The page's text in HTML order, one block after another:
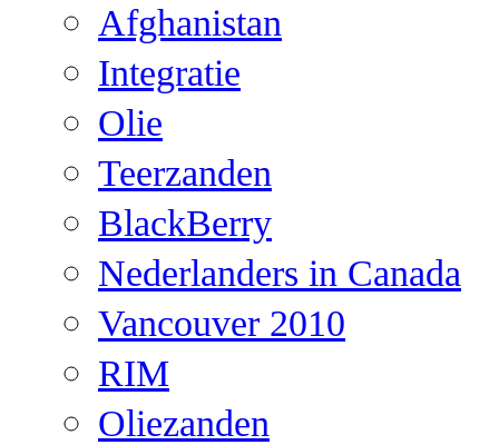
Afghanistan
Integratie
Olie
Teerzanden
BlackBerry
Nederlanders in Canada
Vancouver 2010
RIM
Oliezanden